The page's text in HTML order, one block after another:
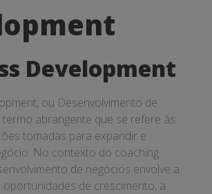
Development
ou Desenvolvimento de
termo abrangente que se refere às
tomadas para expandir e
No contexto do coaching
de negócios envolve a
de crescimento, a